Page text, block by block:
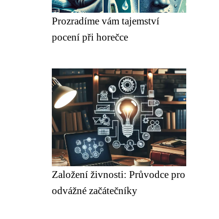
Prozradíme vám tajemství
pocení při horečce
Založení živnosti: Průvodce pro
odvážné začátečníky